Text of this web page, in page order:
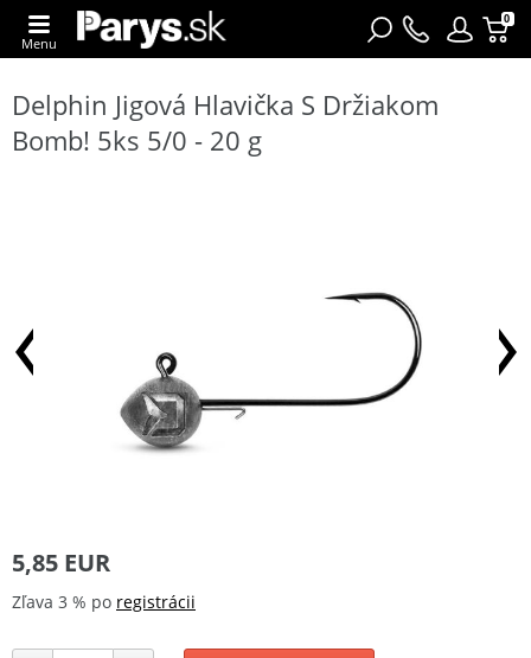
0
Menu
Delphin Jigová Hlavička S Držiakom
Bomb! 5ks 5/0 - 20 g
5,85 EUR
Zľava 3 % po registrácii